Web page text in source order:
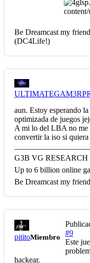
Be Dreamcast my
(DC4Life!)
aun. Estoy esperando
optimizada de juegos
A mi lo del LBA no me
convertir la iso si quiera
G3B VG
Up to 6 billion online
Be Dreamcast my friend
pititoMiembro
#9
Este
hackear.